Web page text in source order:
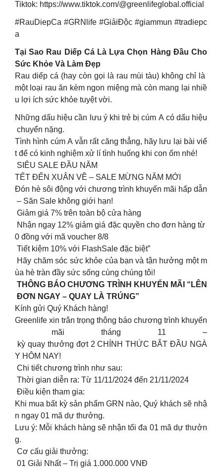
Tiktok: https://www.tiktok.com/@greenlifeglobal.official
#RauDiepCa #GRNlife #GiảiĐộc #giammun #tradiepc
a
Tại Sao Rau Diếp Cá Là Lựa Chọn Hàng Đầu Cho
Sức Khỏe Và Làm Đẹp
Rau diếp cá (hay còn gọi là rau mùi tàu) không chỉ là
một loại rau ăn kèm ngon miệng mà còn mang lại nhiề
u lợi ích sức khỏe tuyệt vời.
Những dấu hiệu cần lưu ý khi trẻ bị cúm A có dấu hiệu
chuyển nặng.
Tình hình cúm A vẫn rất căng thẳng, hãy lưu lại bài viế
t để có kinh nghiệm xử lí tình huống khi con ốm nhé!
SIÊU SALE ĐẦU NĂM
TẾT ĐẾN XUÂN VỀ – SALE MỪNG NĂM MỚI
Đón hè sôi động với chương trình khuyến mãi hấp dẫn
– Săn Sale không giới hạn!
️ Giảm giá 7% trên toàn bộ cửa hàng
️ Nhận ngay 12% giảm giá đặc quyền cho đơn hàng từ
0 đồng với mã voucher 8/8
Tiết kiệm 10% với FlashSale đặc biệt”
Hãy chăm sóc sức khỏe của bạn và tận hưởng một m
ùa hè tràn đầy sức sống cùng chúng tôi!
THÔNG BÁO CHƯƠNG TRÌNH KHUYẾN MÃI “LÊN
ĐƠN NGAY – QUAY LÀ TRÚNG”
Kính gửi Quý Khách hàng!
Greenlife xin trân trọng thông báo chương trình khuyến
mãi tháng 11 –
kỳ quay thưởng đợt 2 CHÍNH THỨC BẮT ĐẦU NGÀ
Y HÔM NAY!
Chi tiết chương trình như sau:
Thời gian diễn ra: Từ 11/11/2024 đến 21/11/2024
Điều kiện tham gia:
Khi mua bất kỳ sản phẩm GRN nào, Quý khách sẽ nhậ
n ngay 01 mã dự thưởng.
Lưu ý: Mỗi khách hàng sẽ nhận tối đa 01 mã dự thưởn
g.
Cơ cấu giải thưởng:
01 Giải Nhất – Trị giá 1.000.000 VNĐ